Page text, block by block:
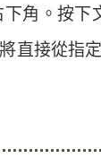
角。按下
直接從指